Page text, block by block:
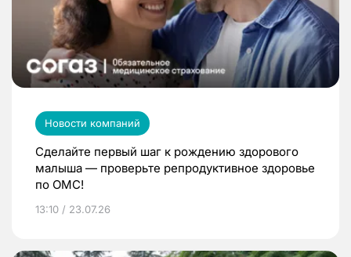
Новости компаний
Сделайте первый шаг к рождению здорового
малыша — проверьте репродуктивное здоровье
по ОМС!
13:10 / 23.07.26